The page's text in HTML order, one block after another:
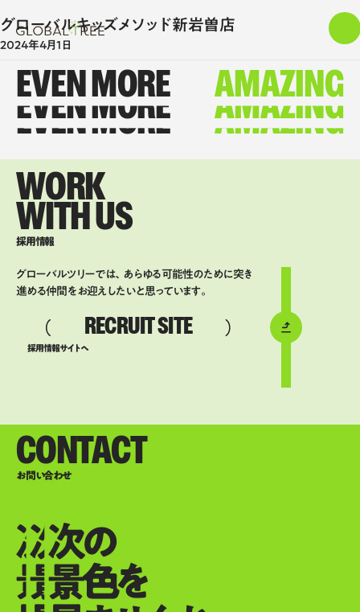
グローバルキッズメソッド新岩曽店
2024年4月1日
EVEN MORE AMAZING
EVEN MORE AMAZING
EVEN MORE AMAZING
WORK
WITH US
採用情報
グローバルツリーでは、あらゆる可能性のために突き
進める仲間をお迎えしたいと思っています。
RECRUIT SITE
採用情報サイトへ
CONTACT
お問い合わせ
次の
景色を
次の
景色を
次の
景色を